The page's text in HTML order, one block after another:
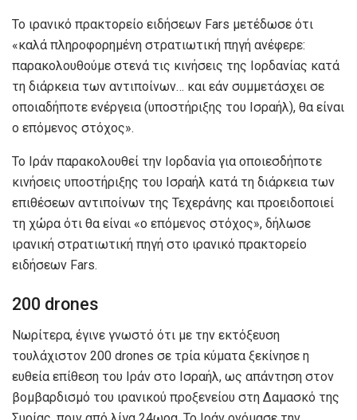
Το ιρανικό πρακτορείο ειδήσεων Fars μετέδωσε ότι
«καλά πληροφορημένη στρατιωτική πηγή ανέφερε:
παρακολουθούμε στενά τις κινήσεις της Ιορδανίας κατά
τη διάρκεια των αντιποίνων… και εάν συμμετάσχει σε
οποιαδήποτε ενέργεια (υποστήριξης του Ισραήλ), θα είναι
ο επόμενος στόχος».
Το Ιράν παρακολουθεί την Ιορδανία για οποιεσδήποτε
κινήσεις υποστήριξης του Ισραήλ κατά τη διάρκεια των
επιθέσεων αντιποίνων της Τεχεράνης και προειδοποιεί
τη χώρα ότι θα είναι «ο επόμενος στόχος», δήλωσε
ιρανική στρατιωτική πηγή στο ιρανικό πρακτορείο
ειδήσεων Fars.
200 drones
Νωρίτερα, έγινε γνωστό ότι με την εκτόξευση
τουλάχιστον 200 drones σε τρία κύματα ξεκίνησε η
ευθεία επίθεση του Ιράν στο Ισραήλ, ως απάντηση στον
βομβαρδισμό του ιρανικού προξενείου στη Δαμασκό της